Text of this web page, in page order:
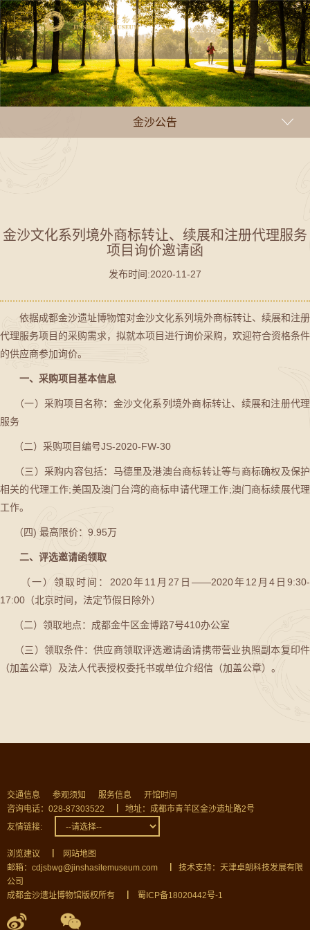
金沙公告
金沙文化系列境外商标转让、续展和注册代理服务
项目询价邀请函
发布时间:2020-11-27
依据成都金沙遗址博物馆对金沙文化系列境外商标转让、续展和注册
代理服务项目的采购需求，拟就本项目进行询价采购，欢迎符合资格条件
的供应商参加询价。
一、采购项目基本信息
（一）采购项目名称：金沙文化系列境外商标转让、续展和注册代理
服务
（二）采购项目编号JS-2020-FW-30
（三）采购内容包括：马德里及港澳台商标转让等与商标确权及保护
相关的代理工作;美国及澳门台湾的商标申请代理工作;澳门商标续展代理
工作。
（四) 最高限价：9.95万
二、评选邀请函领取
（一）领取时间：2020年11月27日——2020年12月4日9:30-
17:00（北京时间，法定节假日除外）
（二）领取地点：成都金牛区金博路7号410办公室
（三）领取条件：供应商领取评选邀请函请携带营业执照副本复印件
（加盖公章）及法人代表授权委托书或单位介绍信（加盖公章）。
交通信息 参观须知 服务信息
开馆时间
咨询电话：028-87303522
地址：成都市青羊区金沙遗址路2号
友情链接:
浏览建议
网站地图
邮箱：cdjsbwg@jinshasitemuseum.com
技术支持：天津卓朗科技发展有限
公司
成都金沙遗址博物馆版权所有
蜀ICP备18020442号-1